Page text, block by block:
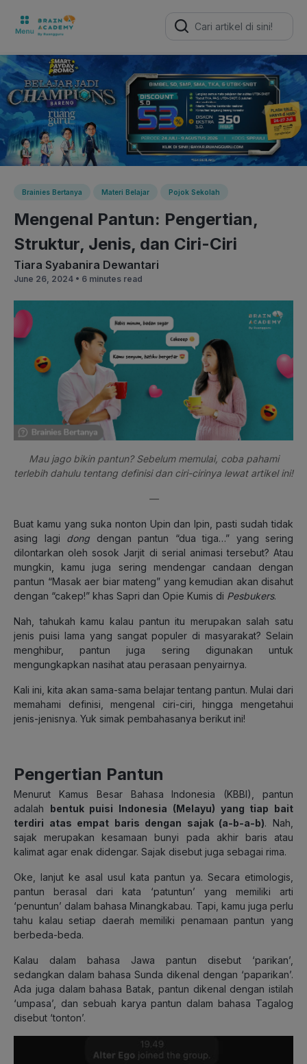
Search
for:
Brainies Bertanya Materi Belajar Pojok Sekolah
Mengenal Pantun: Pengertian,
Struktur, Jenis, dan Ciri-Ciri
Tiara Syabanira Dewantari
June 26, 2024 • 6 minutes read
Mau jago bikin pantun? Sebelum memulai, coba pahami
terlebih dahulu tentang definisi dan ciri-cirinya lewat artikel ini!
—
Buat kamu yang suka nonton Upin dan Ipin, pasti sudah tidak
asing lagi dong dengan pantun “dua tiga…” yang sering
dilontarkan oleh sosok Jarjit di serial animasi tersebut? Atau
mungkin, kamu juga sering mendengar candaan dengan
pantun “Masak aer biar mateng” yang kemudian akan disahut
dengan “cakep!” khas Sapri dan Opie Kumis di Pesbukers.
Nah, tahukah kamu kalau pantun itu merupakan salah satu
jenis puisi lama yang sangat populer di masyarakat? Selain
menghibur, pantun juga sering digunakan untuk
mengungkapkan nasihat atau perasaan penyairnya.
Kali ini, kita akan sama-sama belajar tentang pantun. Mulai dari
memahami definisi, mengenal ciri-ciri, hingga mengetahui
jenis-jenisnya. Yuk simak pembahasanya berikut ini!
Pengertian Pantun
Menurut Kamus Besar Bahasa Indonesia (KBBI), pantun
adalah bentuk puisi Indonesia (Melayu) yang tiap bait
terdiri atas empat baris dengan sajak (a-b-a-b). Nah,
sajak merupakan kesamaan bunyi pada akhir baris atau
kalimat agar enak didengar. Sajak disebut juga sebagai rima.
Oke, lanjut ke asal usul kata pantun ya. Secara etimologis,
pantun berasal dari kata ‘patuntun’ yang memiliki arti
‘penuntun’ dalam bahasa Minangkabau. Tapi, kamu juga perlu
tahu kalau setiap daerah memiliki penamaan pantun yang
berbeda-beda.
Kalau dalam bahasa Jawa pantun disebut ‘parikan’,
sedangkan dalam bahasa Sunda dikenal dengan ‘paparikan’.
Ada juga dalam bahasa Batak, pantun dikenal dengan istilah
‘umpasa’, dan sebuah karya pantun dalam bahasa Tagalog
disebut ‘tonton’.